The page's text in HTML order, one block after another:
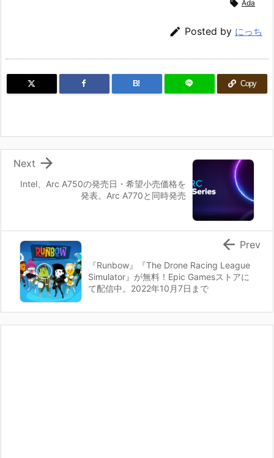
 Ada
 Posted by にっち
B! Copy
Intel、Arc A750の発売日・希望小売価格を
発表。Arc A770と同時発売

Next
『Runbow』『The Drone Racing League
Simulator』が無料！Epic Gamesストアに
て配信中。2022年10月7日まで
 Prev